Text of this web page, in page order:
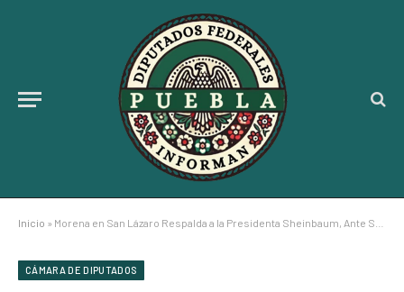
Inicio » Morena en San Lázaro Respalda a la Presidenta Sheinbaum, Ante Señalamientos Derivados de Protestas de Migrantes en Los Ángeles, California
CÁMARA DE DIPUTADOS